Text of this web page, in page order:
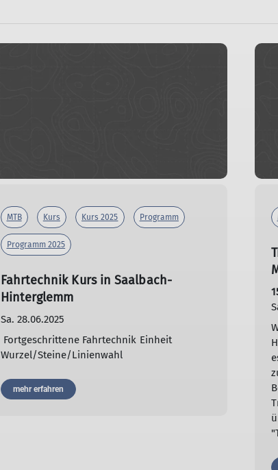
MTB Kurs Kurs 2025 Programm
Programm 2025
Fahrtechnik Kurs in Saalbach-
Hinterglemm
Sa. 28.06.2025
Fortgeschrittene Fahrtechnik Einheit
Wurzel/Steine/Linienwahl
mehr erfahren